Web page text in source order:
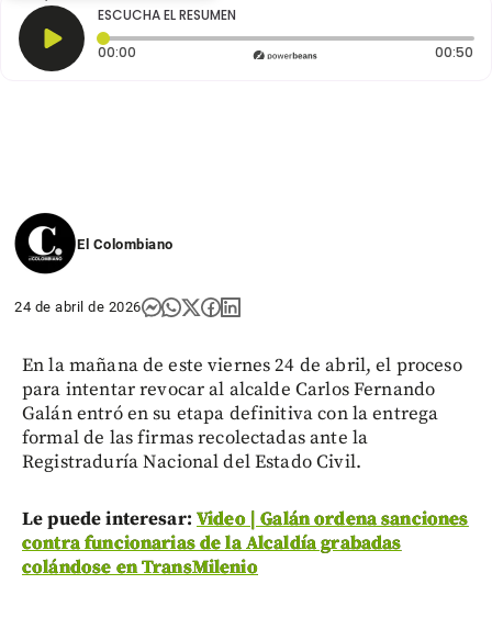
ESCUCHA EL RESUMEN
00:00 Tiempo transcurrido: 0 segundos 00:50
El Colombiano
24 de abril de 2026
En la mañana de este viernes 24 de abril, el proceso
para intentar revocar al alcalde Carlos Fernando
Galán entró en su etapa definitiva con la entrega
formal de las firmas recolectadas ante la
Registraduría Nacional del Estado Civil.
Le puede interesar: Video | Galán ordena sanciones
contra funcionarias de la Alcaldía grabadas
colándose en TransMilenio